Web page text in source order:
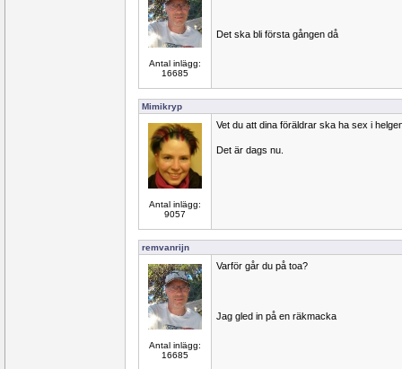
Antal inlägg:
16685
Det ska bli första gången då
Mimikryp
Antal inlägg:
9057
Vet du att dina föräldrar ska ha sex i
Det är dags nu.
remvanrijn
Antal inlägg:
16685
Varför går du på toa?
Jag gled in på en räkmacka